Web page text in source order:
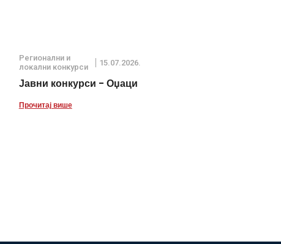
Регионални и
локални конкурси
15.07.2026.
Јавни конкурси - Оџаци
Прочитај више